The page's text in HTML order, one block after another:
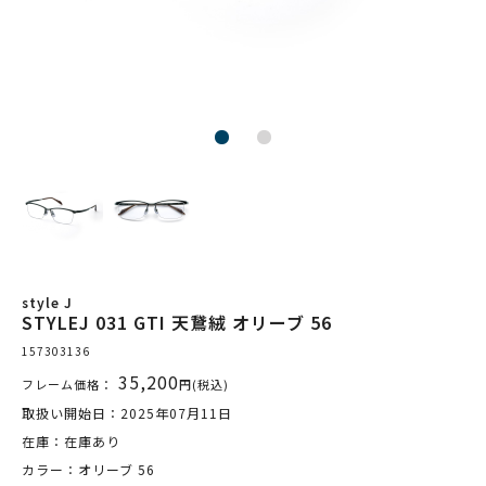
style J
STYLEJ 031 GTI 天鵞絨 オリーブ 56
157303136
フレーム価格： 35,200円(税込)
取扱い開始日：2025年07月11日
在庫：在庫あり
カラー：オリーブ 56